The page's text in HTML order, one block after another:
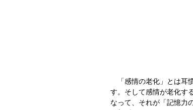
「感情の老化」とは耳
す。そして感情が老化す
なって、それが「記憶力